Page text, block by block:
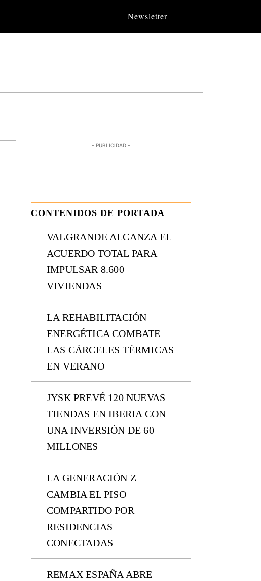
Newsletter
- PUBLICIDAD -
CONTENIDOS DE PORTADA
VALGRANDE ALCANZA EL
ACUERDO TOTAL PARA
IMPULSAR 8.600
VIVIENDAS
LA REHABILITACIÓN
ENERGÉTICA COMBATE
LAS CÁRCELES TÉRMICAS
EN VERANO
JYSK PREVÉ 120 NUEVAS
TIENDAS EN IBERIA CON
UNA INVERSIÓN DE 60
MILLONES
LA GENERACIÓN Z
CAMBIA EL PISO
COMPARTIDO POR
RESIDENCIAS
CONECTADAS
REMAX ESPAÑA ABRE